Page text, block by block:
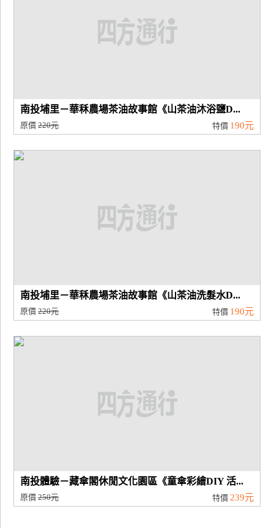
南投埔里－華秝農場茶油故事館《山茶油沐浴鹽D...
原價220元 特價 190元
南投埔里－華秝農場茶油故事館《山茶油洗髮水D...
原價220元 特價 190元
南投體驗－藏傘閣休閒文化園區《童傘彩繪DIY 活...
原價250元 特價 239元